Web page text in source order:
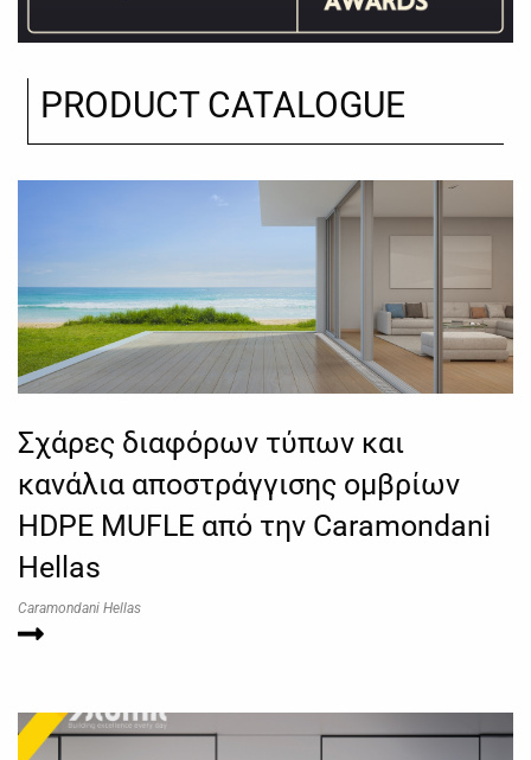
PRODUCT CATALOGUE
Σχάρες διαφόρων τύπων και
κανάλια αποστράγγισης ομβρίων
HDPE MUFLE από την Caramondani
Hellas
Caramondani Hellas